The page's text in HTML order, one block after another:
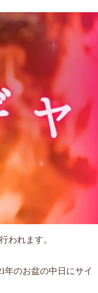
われます。
年のお盆の中日にサイ